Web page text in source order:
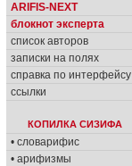
ARIFIS-NEXT
блокнот эксперта
список авторов
записки на полях
справка по интерфейсу
ссылки
КОПИЛКА СИЗИФА
• словарифис
• арифизмы